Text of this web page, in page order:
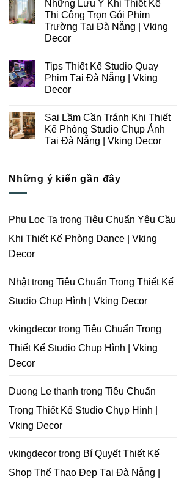
Thi
Công
Studio
Chụp
Ảnh
Tại
Vking
Decor
bình
luận
ở
Những
Lưu
Ý
Kế
Thi
Công
Trọn
Quay
Phim
Tại
Đà
Nẵng
Những Lưu Ý Khi Thiết Kế
Thi Công Trọn Gói Phim
Trường Tại Đà Nẵng | Vking
Decor
bình
luận
ở
Những
Khi
Thiết
Kế
Thi
Công
Trường
Tại
Vking
Decor
Tips Thiết Kế Studio Quay
Phim Tại Đà Nẵng | Vking
Decor
bình
luận
ở
Tips
Quay
Phim
Vking
Sai Lầm Cần Tránh Khi Thiết
Kế Phòng Studio Chụp Ảnh
Tại Đà Nẵng | Vking Decor
luận
ở
Tránh
Khi
Kế
Tại
Đà
Nẵng
|
Những ý kiến gần đây
Phu Loc Ta trong Tiêu Chuẩn Yêu Cầu
Khi Thiết Kế Phòng Dance | Vking
Decor
Nhậttrong Tiêu Chuẩn Trong Thiết Kế
Studio Chụp Hình | Vking Decor
vkingdecor trong Tiêu Chuẩn Trong
Thiết Kế Studio Chụp Hình | Vking
Decor
Duong Le thanh trong Tiêu Chuẩn
Trong Thiết Kế Studio Chụp Hình |
Vking Decor
vkingdecor trong Bí Quyết Thiết Kế
Shop Thể Thao Đẹp Tại Đà Nẵng |